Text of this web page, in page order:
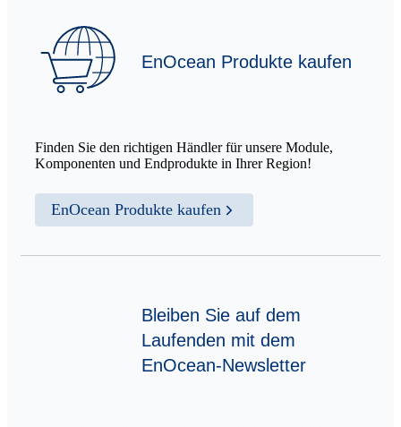
EnOcean Produkte kaufen
Finden Sie den richtigen Händler für unsere Module,
Komponenten und Endprodukte in Ihrer Region!
EnOcean Produkte kaufen
Bleiben Sie auf dem
Laufenden mit dem
EnOcean-Newsletter